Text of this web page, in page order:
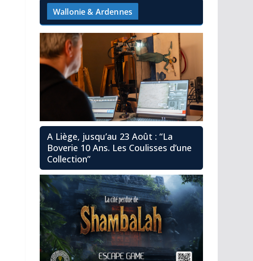
Wallonie & Ardennes
A Liège, jusqu’au 23 Août : “La
Boverie 10 Ans. Les Coulisses d’une
Collection”